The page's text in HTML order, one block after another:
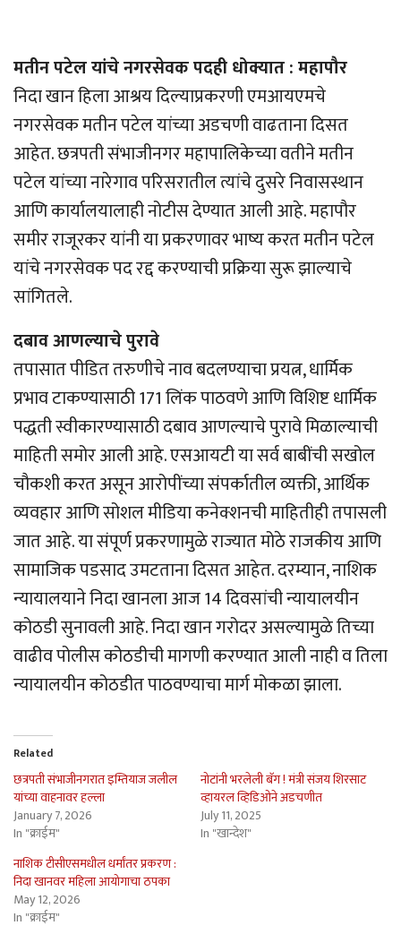
मतीन पटेल यांचे नगरसेवक पदही धोक्यात : महापौर
निदा खान हिला आश्रय दिल्याप्रकरणी एमआयएमचे
नगरसेवक मतीन पटेल यांच्या अडचणी वाढताना दिसत
आहेत. छत्रपती संभाजीनगर महापालिकेच्या वतीने मतीन
पटेल यांच्या नारेगाव परिसरातील त्यांचे दुसरे निवासस्थान
आणि कार्यालयालाही नोटीस देण्यात आली आहे. महापौर
समीर राजूरकर यांनी या प्रकरणावर भाष्य करत मतीन पटेल
यांचे नगरसेवक पद रद्द करण्याची प्रक्रिया सुरू झाल्याचे
सांगितले.
दबाव आणल्याचे पुरावे
तपासात पीडित तरुणीचे नाव बदलण्याचा प्रयत्न, धार्मिक
प्रभाव टाकण्यासाठी 171 लिंक पाठवणे आणि विशिष्ट धार्मिक
पद्धती स्वीकारण्यासाठी दबाव आणल्याचे पुरावे मिळाल्याची
माहिती समोर आली आहे. एसआयटी या सर्व बाबींची सखोल
चौकशी करत असून आरोपींच्या संपर्कातील व्यक्ती, आर्थिक
व्यवहार आणि सोशल मीडिया कनेक्शनची माहितीही तपासली
जात आहे. या संपूर्ण प्रकरणामुळे राज्यात मोठे राजकीय आणि
सामाजिक पडसाद उमटताना दिसत आहेत. दरम्यान, नाशिक
न्यायालयाने निदा खानला आज 14 दिवसांची न्यायालयीन
कोठडी सुनावली आहे. निदा खान गरोदर असल्यामुळे तिच्या
वाढीव पोलीस कोठडीची मागणी करण्यात आली नाही व तिला
न्यायालयीन कोठडीत पाठवण्याचा मार्ग मोकळा झाला.
Related
छत्रपती संभाजीनगरात इम्तियाज जलील
यांच्या वाहनावर हल्ला
January 7, 2026
In "क्राईम"
नोटांनी भरलेली बॅग ! मंत्री संजय शिरसाट
व्हायरल व्हिडिओने अडचणीत
July 11, 2025
In "खान्देश"
नाशिक टीसीएसमधील धर्मांतर प्रकरण :
निदा खानवर महिला आयोगाचा ठपका
May 12, 2026
In "क्राईम"